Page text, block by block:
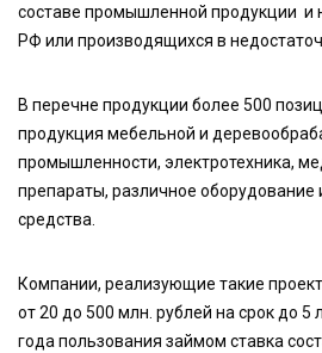
составе промышленной продукции и
РФ или производящихся в
В перечне продукции более 500
продукция мебельной и
промышленности, электротехника,
препараты, различное оборудование
средства.
Компании, реализующие такие
от 20 до 500 млн. рублей на срок до 5
года пользования займом ставка